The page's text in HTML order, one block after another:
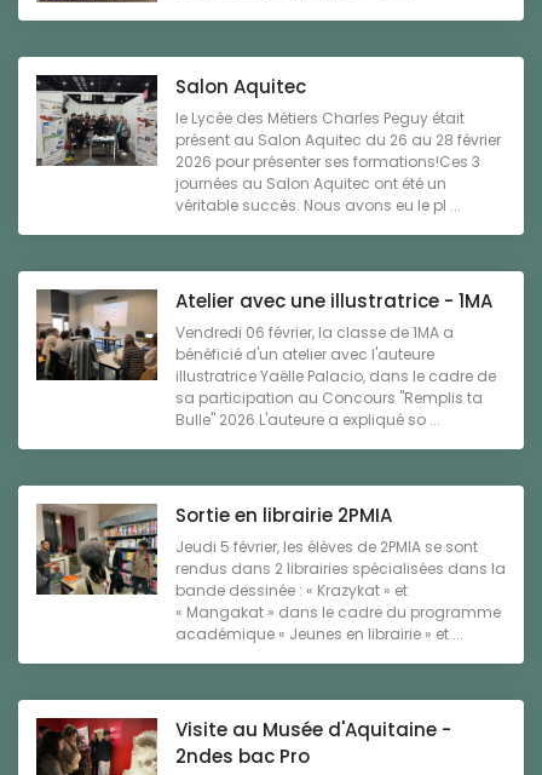
Salon Aquitec
le Lycée des Métiers Charles Peguy était
présent au Salon Aquitec du 26 au 28 février
2026 pour présenter ses formations!Ces 3
journées au Salon Aquitec ont été un
véritable succès. Nous avons eu le pl ...
Atelier avec une illustratrice - 1MA
Vendredi 06 février, la classe de 1MA a
bénéficié d'un atelier avec l'auteure
illustratrice Yaëlle Palacio, dans le cadre de
sa participation au Concours "Remplis ta
Bulle" 2026.L'auteure a expliqué so ...
Sortie en librairie 2PMIA
Jeudi 5 février, les élèves de 2PMIA se sont
rendus dans 2 librairies spécialisées dans la
bande dessinée : « Krazykat » et
« Mangakat » dans le cadre du programme
académique « Jeunes en librairie » et ...
Visite au Musée d'Aquitaine -
2ndes bac Pro